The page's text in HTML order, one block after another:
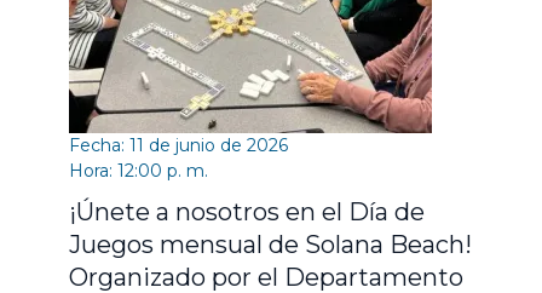
Fecha: 11 de junio de 2026
Hora: 12:00 p. m.
¡Únete a nosotros en el Día de
Juegos mensual de Solana Beach!
Organizado por el Departamento